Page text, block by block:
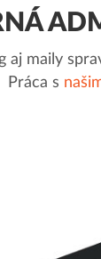
aj maily
Práca s